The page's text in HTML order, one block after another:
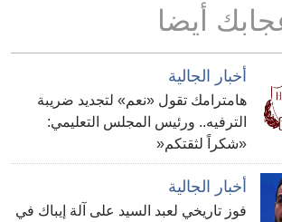
أيضا
أخبار الجالية
هامترامك تقول «نعم» لتجديد ضريبة
الترفيه.. ورئيس المجلس التعليمي:
«شكراً لثقتكم«
أخبار الجالية
فوز تاريخي لعبد السيد على آلة إيباك في